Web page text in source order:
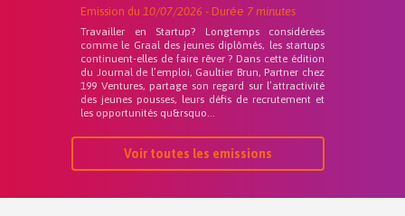
Emission du 10/07/2026 - Durée 7 minutes
Travailler en Startup? Longtemps considérées
comme le Graal des jeunes diplômés, les startups
continuent-elles de faire rêver ? Dans cette édition
du Journal de l’emploi, Gaultier Brun, Partner chez
199 Ventures, partage son regard sur l’attractivité
des jeunes pousses, leurs défis de recrutement et
les opportunités qu&rsquo...
Voir toutes les emissions